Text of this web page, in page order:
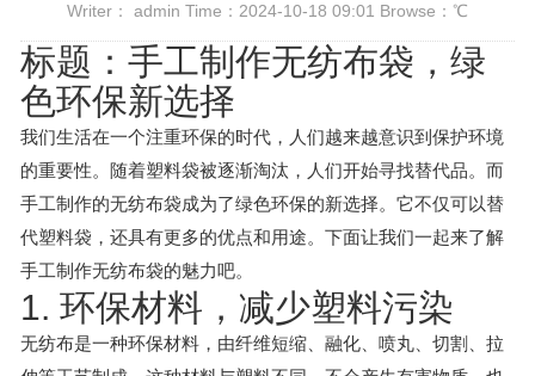
Writer： admin Time：2024-10-18 09:01 Browse： ℃
标题：手工制作无纺布袋，绿
色环保新选择
我们生活在一个注重环保的时代，人们越来越意识到保护环境
的重要性。随着塑料袋被逐渐淘汰，人们开始寻找替代品。而
手工制作的无纺布袋成为了绿色环保的新选择。它不仅可以替
代塑料袋，还具有更多的优点和用途。下面让我们一起来了解
手工制作无纺布袋的魅力吧。
1. 环保材料，减少塑料污染
无纺布是一种环保材料，由纤维短缩、融化、喷丸、切割、拉